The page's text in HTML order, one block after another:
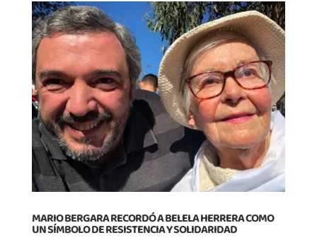
MARIO BERGARA RECORDÓ A BELELA HERRERA COMO
UN SÍMBOLO DE RESISTENCIA Y SOLIDARIDAD